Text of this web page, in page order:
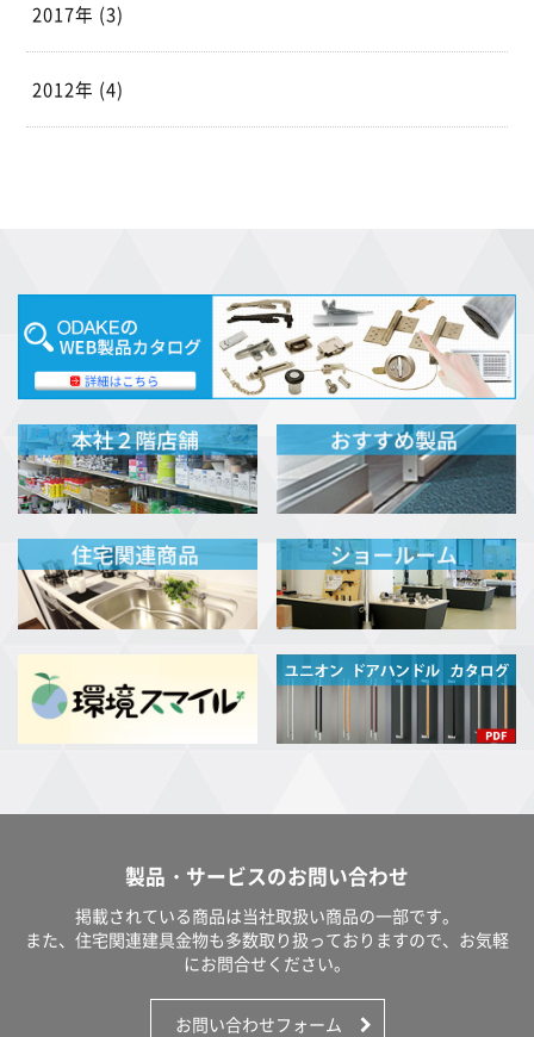
2017年 (3)
2012年 (4)
製品・サービスのお問い合わせ
掲載されている商品は当社取扱い商品の一部です。
また、住宅関連建具金物も多数取り扱っておりますので、お気軽
にお問合せください。
お問い合わせフォーム